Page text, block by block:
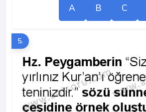
A B C
5.